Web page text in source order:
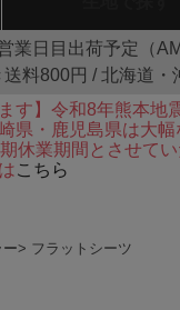
業日目出荷予定（
送料800円 / 北海道
す】令和8年熊本
県・鹿児島県は大
休業期間とさせて
こちら
フラットシーツ